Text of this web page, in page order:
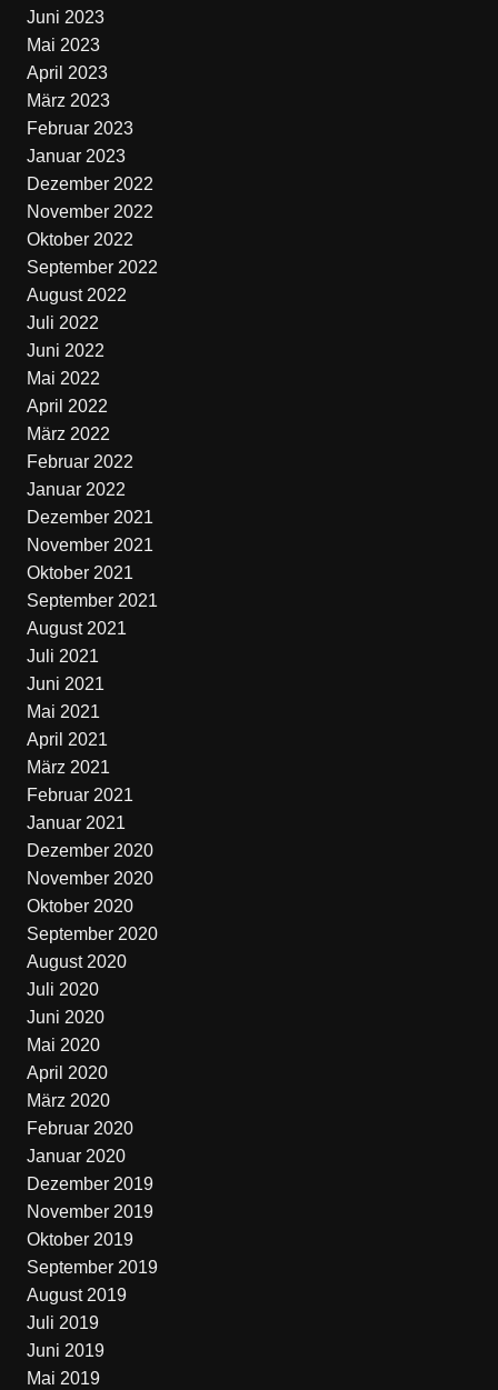
Juni 2023
Mai 2023
April 2023
März 2023
Februar 2023
Januar 2023
Dezember 2022
November 2022
Oktober 2022
September 2022
August 2022
Juli 2022
Juni 2022
Mai 2022
April 2022
März 2022
Februar 2022
Januar 2022
Dezember 2021
November 2021
Oktober 2021
September 2021
August 2021
Juli 2021
Juni 2021
Mai 2021
April 2021
März 2021
Februar 2021
Januar 2021
Dezember 2020
November 2020
Oktober 2020
September 2020
August 2020
Juli 2020
Juni 2020
Mai 2020
April 2020
März 2020
Februar 2020
Januar 2020
Dezember 2019
November 2019
Oktober 2019
September 2019
August 2019
Juli 2019
Juni 2019
Mai 2019